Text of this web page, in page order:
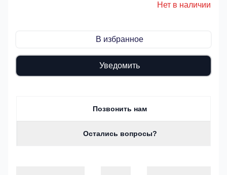
Нет в наличии
В избранное
Уведомить
Позвонить нам
Остались вопросы?